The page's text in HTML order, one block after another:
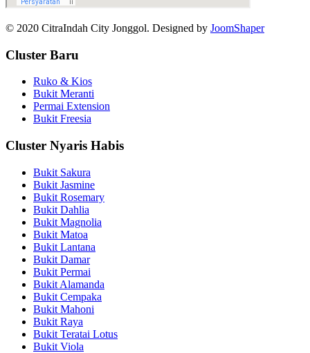
© 2020 CitraIndah City Jonggol. Designed by JoomShaper
Cluster Baru
Ruko & Kios
Bukit Meranti
Permai Extension
Bukit Freesia
Cluster Nyaris Habis
Bukit Sakura
Bukit Jasmine
Bukit Rosemary
Bukit Dahlia
Bukit Magnolia
Bukit Matoa
Bukit Lantana
Bukit Damar
Bukit Permai
Bukit Alamanda
Bukit Cempaka
Bukit Mahoni
Bukit Raya
Bukit Teratai Lotus
Bukit Viola